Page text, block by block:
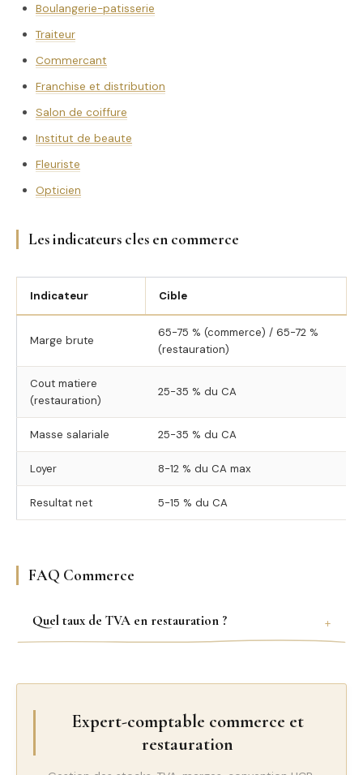
Boulangerie-patisserie
Traiteur
Commercant
Franchise et distribution
Salon de coiffure
Institut de beaute
Fleuriste
Opticien
Les indicateurs cles en commerce
Indicateur Cible
Marge brute
65-75 % (commerce) / 65-72 %
(restauration)
Cout matiere
(restauration)
25-35 % du CA
Masse salariale 25-35 % du CA
Loyer 8-12 % du CA max
Resultat net 5-15 % du CA
FAQ Commerce
Quel taux de TVA en restauration ?
Expert-comptable commerce et
restauration